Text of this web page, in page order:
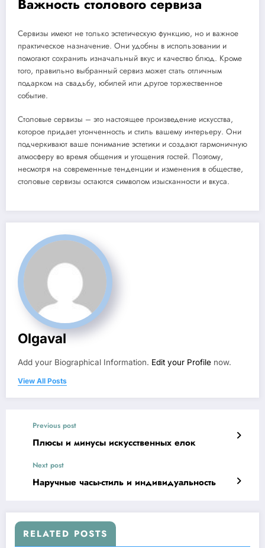
Важность столового сервиза
Сервизы имеют не только эстетическую функцию, но и важное
практическое назначение. Они удобны в использовании и
помогают сохранить изначальный вкус и качество блюд. Кроме
того, правильно выбранный сервиз может стать отличным
подарком на свадьбу, юбилей или другое торжественное
событие.
Столовые сервизы – это настоящее произведение искусства,
которое придает утонченность и стиль вашему интерьеру. Они
подчеркивают ваше понимание эстетики и создают гармоничную
атмосферу во время общения и угощения гостей. Поэтому,
несмотря на современные тенденции и изменения в обществе,
столовые сервизы остаются символом изысканности и вкуса.
Olgaval
Add your Biographical Information. Edit your Profile now.
View All Posts
Previous post
Плюсы и минусы искусственных елок
Next post
Наручные часы-стиль и индивидуальность
RELATED POSTS